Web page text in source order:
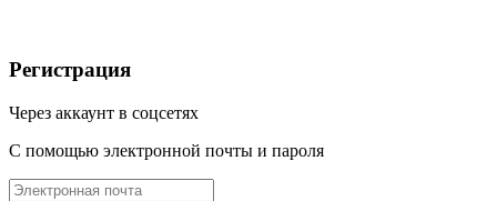
Регистрация
Через аккаунт в соцсетях
С помощью электронной почты и пароля